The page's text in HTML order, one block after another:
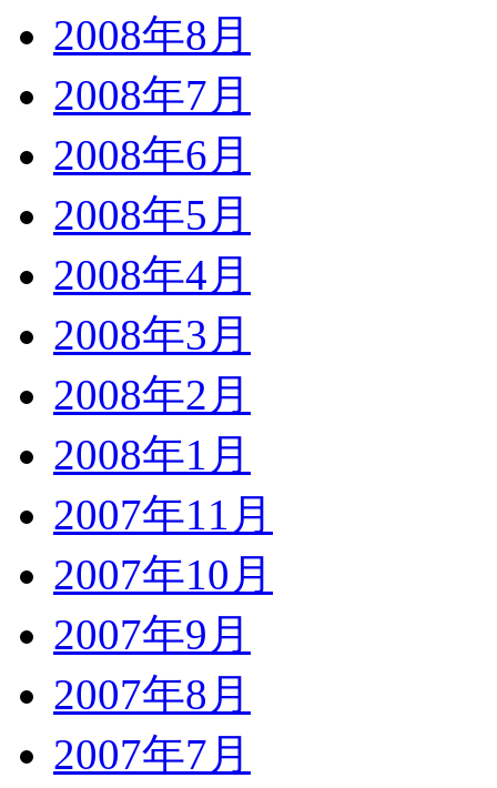
2008年8月
2008年7月
2008年6月
2008年5月
2008年4月
2008年3月
2008年2月
2008年1月
2007年11月
2007年10月
2007年9月
2007年8月
2007年7月